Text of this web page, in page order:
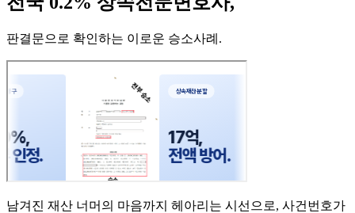
판결문으로 확인하는 이로운 승소사례 .
남겨진 재산 너머의 마음까지 헤아리는 시선으로, 사건번호가